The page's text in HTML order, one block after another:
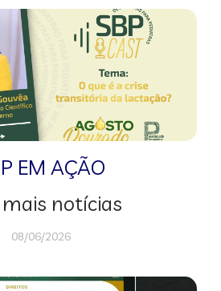
EM AÇÃO
mais notícias
08/06/2026